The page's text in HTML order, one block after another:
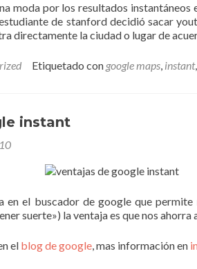
moda por los resultados
de stanford decidió sacar
directamente la ciudad o lugar de
Etiquetado con google maps, instant,
instant
en el buscador de google que
suerte») la ventaja es que nos ahorra
el blog de google, mas información en